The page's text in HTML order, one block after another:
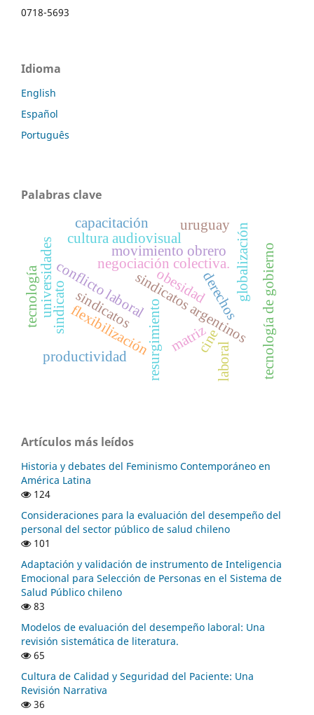
0718-5693
Idioma
English
Español
Português
Palabras clave
sindicatos argentinos
resurgimiento
conflicto laboral
negociación colectiva. tecnología de gobierno
flexibilización
productividad
movimiento obrero globalización
universidades
tecnología
cine
cultura audiovisual
derechos
matriz
sindicato
laboral
sindicatos
uruguay
obesidad
capacitación
Artículos más leídos
Historia y debates del Feminismo Contemporáneo en
América Latina
124
Consideraciones para la evaluación del desempeño del
personal del sector público de salud chileno
101
Adaptación y validación de instrumento de Inteligencia
Emocional para Selección de Personas en el Sistema de
Salud Público chileno
83
Modelos de evaluación del desempeño laboral: Una
revisión sistemática de literatura.
65
Cultura de Calidad y Seguridad del Paciente: Una
Revisión Narrativa
36